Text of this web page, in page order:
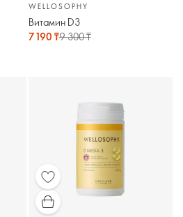
WELLOSOPHY
Витамин D3
7 190 ₸9 300 ₸